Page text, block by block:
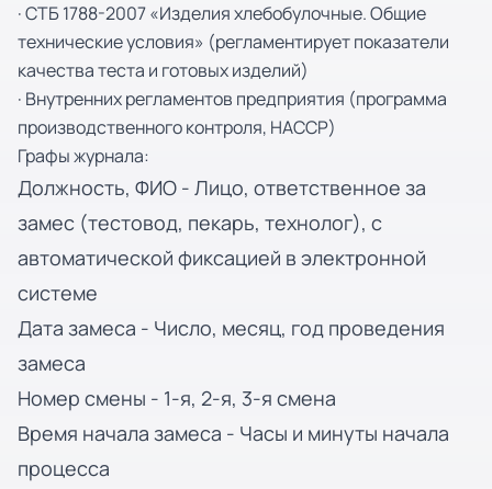
· СТБ 1788-2007 «Изделия хлебобулочные. Общие
технические условия» (регламентирует показатели
качества теста и готовых изделий)
· Внутренних регламентов предприятия (программа
производственного контроля, HACCP)
Графы журнала:
Должность, ФИО - Лицо, ответственное за
замес (тестовод, пекарь, технолог), с
автоматической фиксацией в электронной
системе
Дата замеса - Число, месяц, год проведения
замеса
Номер смены - 1-я, 2-я, 3-я смена
Время начала замеса - Часы и минуты начала
процесса